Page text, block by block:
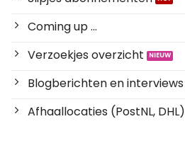
Coming up ...
Verzoekjes overzicht
Blogberichten en interviews
Afhaallocaties (PostNL, DHL)